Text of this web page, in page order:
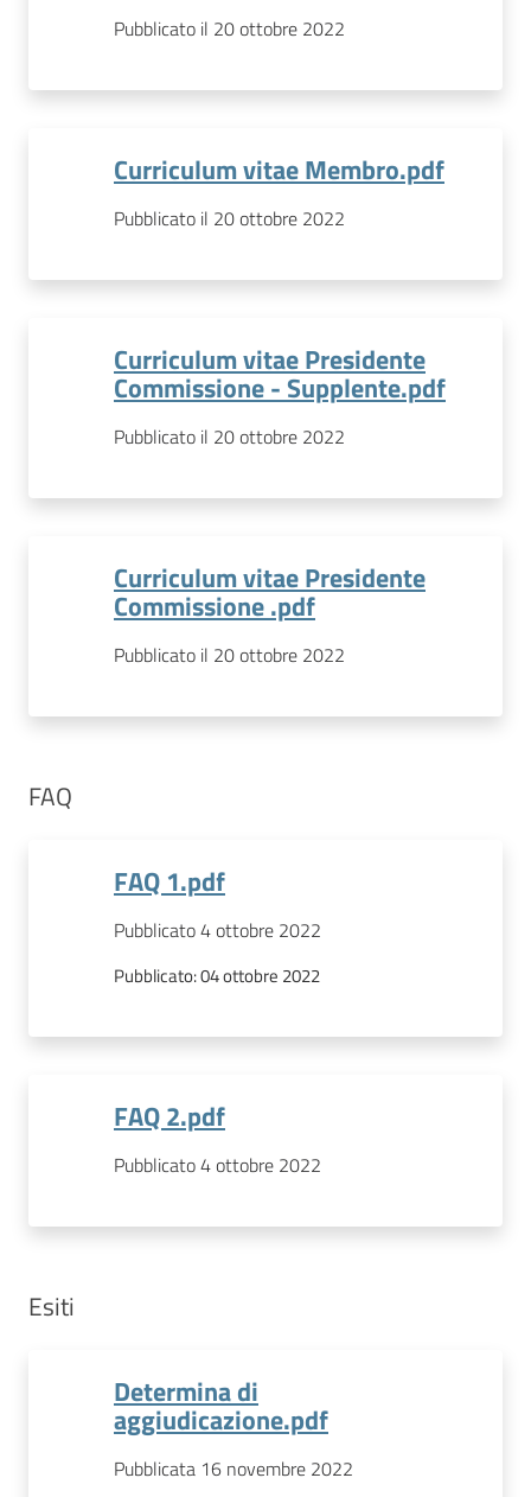
Pubblicato il 20 ottobre 2022
Curriculum vitae Membro.pdf
Pubblicato il 20 ottobre 2022
Curriculum vitae Presidente
Commissione - Supplente.pdf
Pubblicato il 20 ottobre 2022
Curriculum vitae Presidente
Commissione .pdf
Pubblicato il 20 ottobre 2022
FAQ
FAQ 1.pdf
Pubblicato 4 ottobre 2022
Pubblicato:04 ottobre 2022
FAQ 2.pdf
Pubblicato 4 ottobre 2022
Esiti
Determina di
aggiudicazione.pdf
Pubblicata 16 novembre 2022